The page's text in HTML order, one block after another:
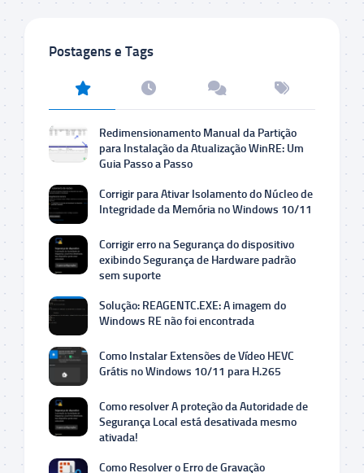
Postagens e Tags
Redimensionamento Manual da Partição
para Instalação da Atualização WinRE: Um
Guia Passo a Passo
Corrigir para Ativar Isolamento do Núcleo de
Integridade da Memória no Windows 10/11
Corrigir erro na Segurança do dispositivo
exibindo Segurança de Hardware padrão
sem suporte
Solução: REAGENTC.EXE: A imagem do
Windows RE não foi encontrada
Como Instalar Extensões de Vídeo HEVC
Grátis no Windows 10/11 para H.265
Como resolver A proteção da Autoridade de
Segurança Local está desativada mesmo
ativada!
Como Resolver o Erro de Gravação